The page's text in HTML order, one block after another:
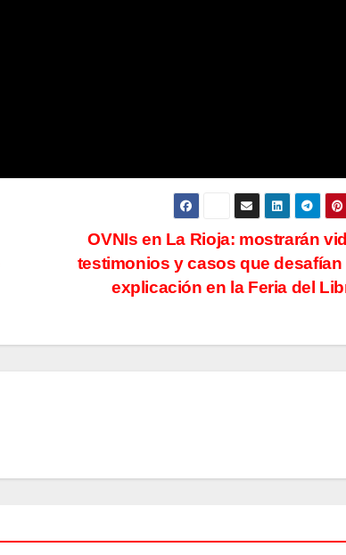
OVNIs en La Rioja: mostrarán
testimonios y casos que desafían
explicación en la Feria del